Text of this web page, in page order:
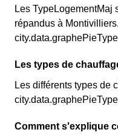
Les TypeLogementMaj
répandus à Montivilliers.
Les types de
Les différents types de
Comment s'explique